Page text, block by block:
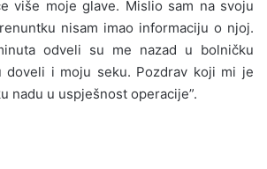
više moje glave. Mislio sam na svoju
nisam imao informaciju o njoj.
odveli su me nazad u bolničku
doveli i moju seku. Pozdrav koji mi je
nadu u uspješnost operacije”.